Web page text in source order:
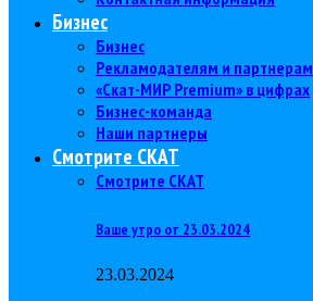
Бизнес
Бизнес
Рекламодателям и партнерам
«Скат-МИР Premium» в цифрах
Бизнес-команда
Наши партнеры
Смотрите СКАТ
Смотрите СКАТ
Ваше утро от 23.03.2024
23.03.2024